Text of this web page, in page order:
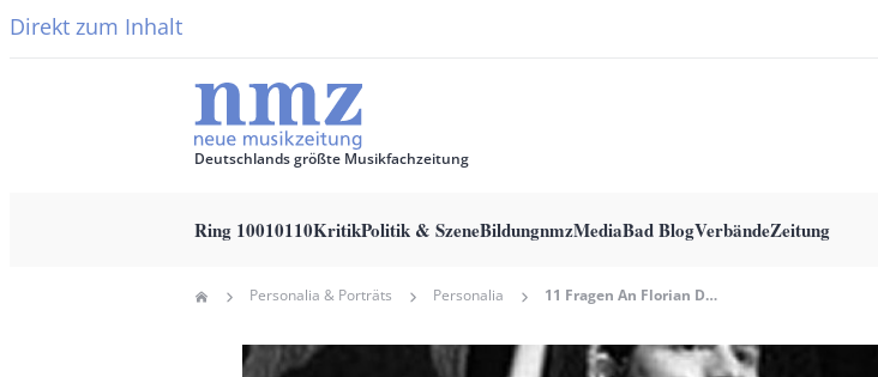
Direkt zum Inhalt
Deutschlands größte Musikfachzeitung
navigation
Ring 10010110KritikPolitik & SzeneBildungnmzMediaBad BlogVerbändeZeitung
Pfadnavigation
Home Personalia & Porträts Personalia 11 Fragen An Florian Dauner
Hauptbild